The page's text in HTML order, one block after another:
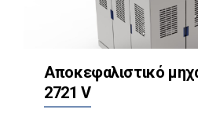
Αποκεφαλιστικό
2721 V